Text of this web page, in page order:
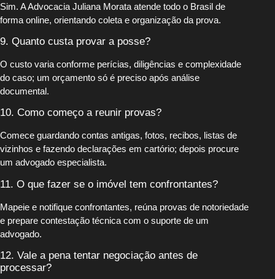
Sim. A Advocacia Juliana Morata atende todo o Brasil de
forma online, orientando coleta e organização da prova.
9. Quanto custa provar a posse?
O custo varia conforme perícias, diligências e complexidade
do caso; um orçamento só é preciso após análise
documental.
10. Como começo a reunir provas?
Comece guardando contas antigas, fotos, recibos, listas de
vizinhos e fazendo declarações em cartório; depois procure
um advogado especialista.
11. O que fazer se o imóvel tem confrontantes?
Mapeie e notifique confrontantes, reúna provas de notoriedade
e prepare contestação técnica com o suporte de um
advogado.
12. Vale a pena tentar negociação antes de
processar?